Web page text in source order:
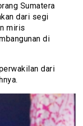
Sumatera
dari segi
miris
di
dari